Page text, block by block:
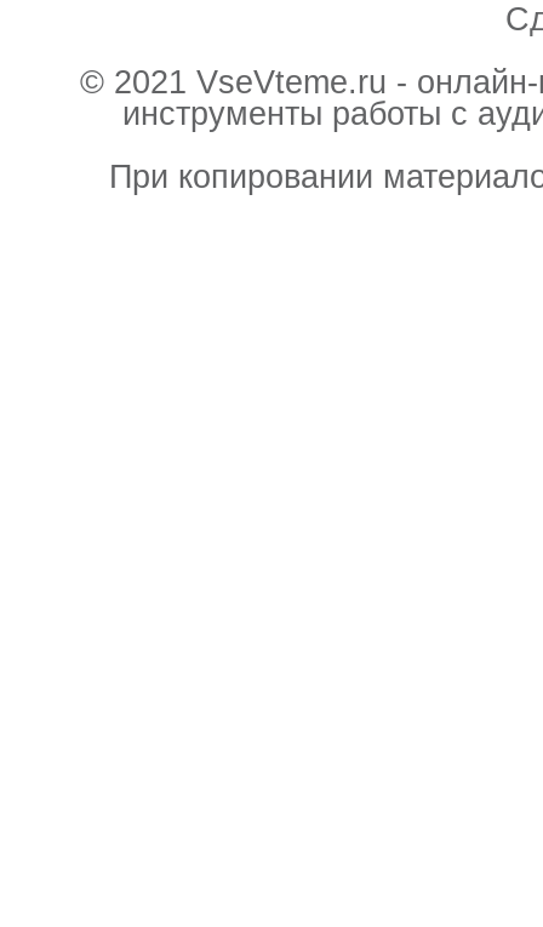
© 2021 VseVteme.ru -
инструменты работы с
При копировании